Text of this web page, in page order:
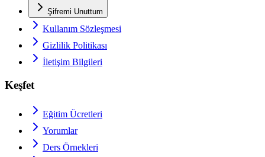
Şifremi Unuttum
Kullanım Sözleşmesi
Gizlilik Politikası
İletişim Bilgileri
Keşfet
Eğitim Ücretleri
Yorumlar
Ders Örnekleri